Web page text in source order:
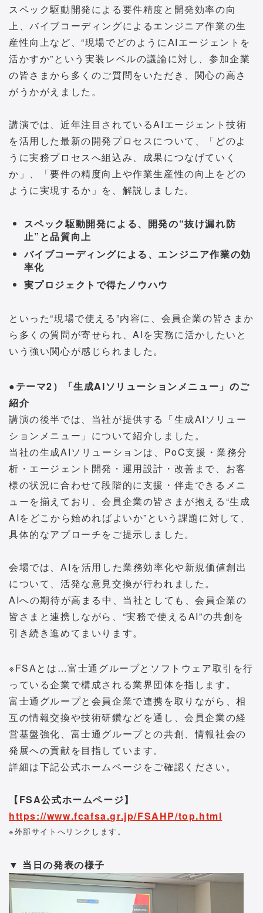
スペック駆動開発による要件精度と開発効率の向
上、バイブコーディングによるエンジニア作業の生
産性向上など、“現場でどのようにAIエージェントを
活かすか”という実装レベルの議論に対し、参加企業
の皆さまから多くのご質問をいただき、関心の高さ
がうかがえました。
講演では、近年注目されているAIエージェント技術
を活用した最新の開発プロセスについて、「どのよ
うに実務プロセスへ組込み、成果につなげていく
か」、「要件の精度向上や作業生産性の向上をどの
ように実現するか」を、解説しました。
スペック駆動開発による、開発の“抜け漏れ防
止”と品質向上
バイブコーディングによる、エンジニア作業の効
率化
実プロジェクトで得たノウハウ
といった“現場で使える”内容に、会員企業の皆さまか
ら多くの質問が寄せられ、AIを実務に活かしたいと
いう強い関心が感じられました。
●テーマ2）「生成AIソリューションメニュー」のご
紹介
講演の後半では、当社が提供する「生成AIソリュー
ションメニュー」について紹介しました。
当社の生成AIソリューションは、PoC支援・業務分
析・エージェント開発・運用設計・改善まで、お客
様の状況に合わせて段階的に支援・伴走できるメニ
ューを揃えており、会員企業の皆さまが抱える“生成
AIをどこから始めればよいか”という課題に対して、
具体的なアプローチをご提示しました。
会場では、AIを活用した業務効率化や新規価値創出
について、活発な意見交換が行われました。
AIへの期待が高まる中、当社としても、会員企業の
皆さまと連携しながら、“実務で使えるAI”の共創を
引き続き進めてまいります。
※FSAとは…富士通グループとソフトウェア取引を行
っている企業で構成される業界団体を指します。
富士通グループと会員企業で連携を取りながら、相
互の情報交換や技術研鑽などを通し、会員企業の経
営基盤強化、富士通グループとの共創、情報社会の
発展への貢献を目指しています。
詳細は下記公式ホームページをご確認ください。
【FSA公式ホームページ】
https://www.fcafsa.gr.jp/FSAHP/top.html
※外部サイトへリンクします。
▼ 当日の発表の様子